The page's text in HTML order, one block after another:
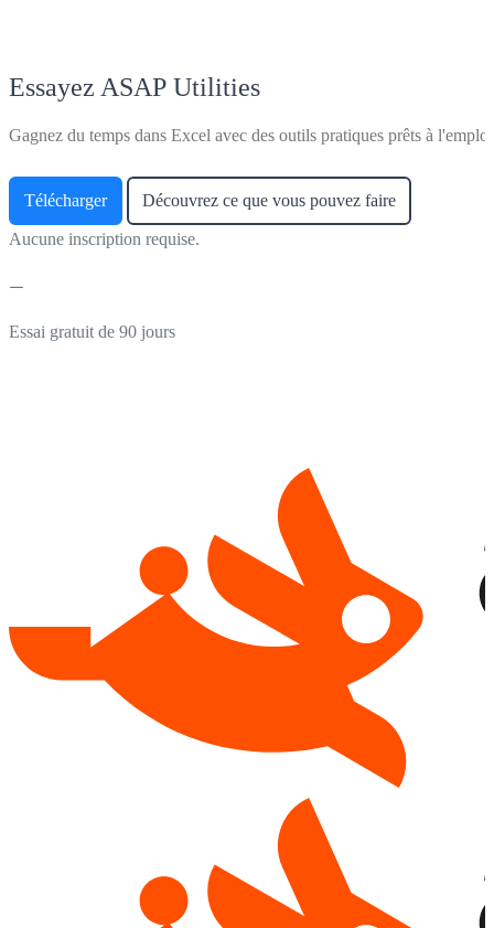
Essayez ASAP Utilities
Gagnez du temps dans Excel avec des outils pratiques prêts à
Télécharger Découvrez ce que vous pouvez faire
Aucune inscription requise.
Essai gratuit de 90 jours